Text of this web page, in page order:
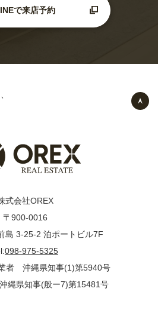
で来店予約
式会社OREX
〒900-0016
島 3-25-2 泊ポートビル7F
098-975-5325
者 沖縄県知事(1)第5940号
縄県知事(般ー7)第15481号